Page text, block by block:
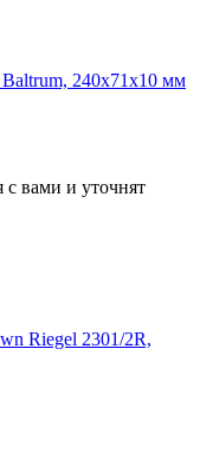
240х71х10 мм
вами и уточнят
Riegel 2301/2R,